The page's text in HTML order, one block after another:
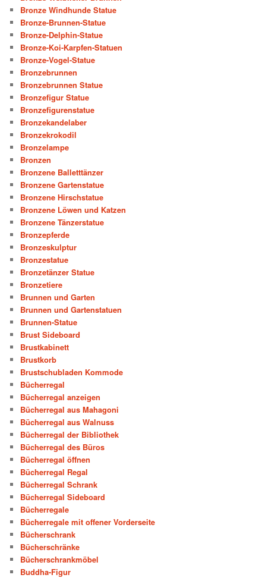
Bronze Windhunde Statue
Bronze-Brunnen-Statue
Bronze-Delphin-Statue
Bronze-Koi-Karpfen-Statuen
Bronze-Vogel-Statue
Bronzebrunnen
Bronzebrunnen Statue
Bronzefigur Statue
Bronzefigurenstatue
Bronzekandelaber
Bronzekrokodil
Bronzelampe
Bronzen
Bronzene Balletttänzer
Bronzene Gartenstatue
Bronzene Hirschstatue
Bronzene Löwen und Katzen
Bronzene Tänzerstatue
Bronzepferde
Bronzeskulptur
Bronzestatue
Bronzetänzer Statue
Bronzetiere
Brunnen und Garten
Brunnen und Gartenstatuen
Brunnen-Statue
Brust Sideboard
Brustkabinett
Brustkorb
Brustschubladen Kommode
Bücherregal
Bücherregal anzeigen
Bücherregal aus Mahagoni
Bücherregal aus Walnuss
Bücherregal der Bibliothek
Bücherregal des Büros
Bücherregal öffnen
Bücherregal Regal
Bücherregal Schrank
Bücherregal Sideboard
Bücherregale
Bücherregale mit offener Vorderseite
Bücherschrank
Bücherschränke
Bücherschrankmöbel
Buddha-Figur